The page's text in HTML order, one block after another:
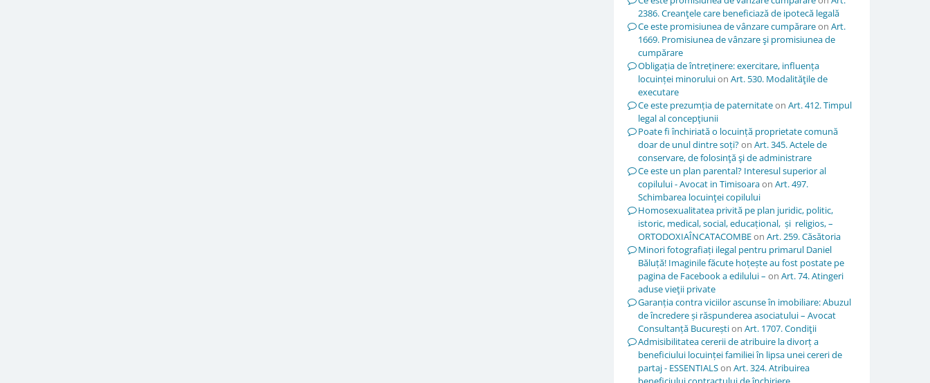
2386. Creanţele care beneficiază de ipotecă legală
Ce este promisiunea de vânzare cumpărareon Art.
1669. Promisiunea de vânzare şi promisiunea de
cumpărare
Obligația de întreținere: exercitare, influența
locuinței minoruluion Art. 530. Modalităţile de
executare
Ce este prezumția de paternitateon Art. 412. Timpul
legal al concepţiunii
Poate fi închiriată o locuință proprietate comună
doar de unul dintre soți?on Art. 345. Actele de
conservare, de folosinţă şi de administrare
Ce este un plan parental? Interesul superior al
copilului - Avocat in Timisoaraon Art. 497.
Schimbarea locuinţei copilului
Homosexualitatea privită pe plan juridic, politic,
istoric, medical, social, educațional, și religios, –
ORTODOXIAÎNCATACOMBEon Art. 259. Căsătoria
Minori fotografiați ilegal pentru primarul Daniel
Băluță! Imaginile făcute hoțește au fost postate pe
pagina de Facebook a edilului – on Art. 74. Atingeri
aduse vieţii private
Garanția contra viciilor ascunse în imobiliare: Abuzul
de încredere și răspunderea asociatului – Avocat
Consultanță Bucureștion Art. 1707. Condiţii
Admisibilitatea cererii de atribuire la divorț a
beneficiului locuinței familiei în lipsa unei cereri de
partaj - ESSENTIALSon Art. 324. Atribuirea